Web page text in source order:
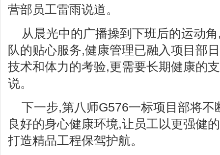
营部员工雷雨说道。
从晨光中的广播操到下班后的运动
队的贴心服务,健康管理已融入项目部
技术和体力的考验,更需要长期健康的
说。
下一步,第八师G576一标项目部将不
良好的身心健康环境,让员工以更强健
打造精品工程保驾护航。